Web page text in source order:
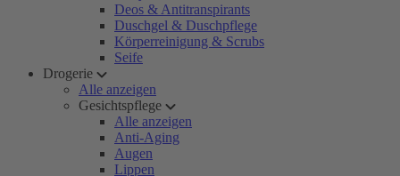
Deos & Antitranspirants
Duschgel & Duschpflege
Körperreinigung & Scrubs
Seife
Drogerie
Alle anzeigen
Gesichtspflege
Alle anzeigen
Anti-Aging
Augen
Lippen